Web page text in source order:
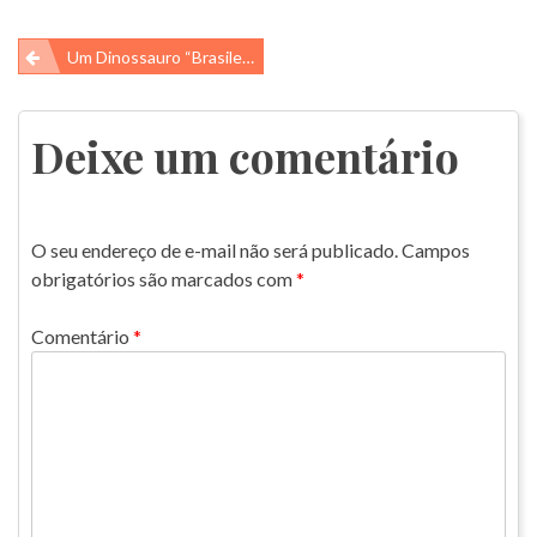
Navegação
de
Post
Um Dinossauro “brasileiro” Na Capa Da Nature
Deixe um comentário
O seu endereço de e-mail não será publicado. Campos
obrigatórios são marcados com*
Comentário *